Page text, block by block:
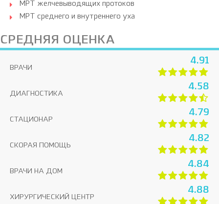
МРТ желчевыводящих протоков
МРТ среднего и внутреннего уха
СРЕДНЯЯ ОЦЕНКА
ВРАЧИ
4.91
ДИАГНОСТИКА
4.58
СТАЦИОНАР
4.79
СКОРАЯ ПОМОЩЬ
4.82
ВРАЧИ НА ДОМ
4.84
ХИРУРГИЧЕСКИЙ ЦЕНТР
4.88